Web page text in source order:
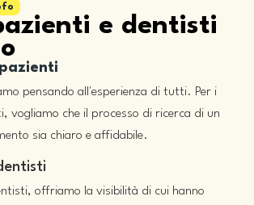
e dentisti
pensando all'esperienza di tutti. Per i
vogliamo che il processo di ricerca di un
sia chiaro e affidabile.
offriamo la visibilità di cui hanno